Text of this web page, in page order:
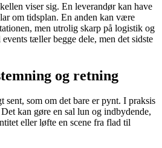
viser sig. En leverandør kan have
om tidsplan. En anden kan være
men utrolig skarp på logistik og
tæller begge dele, men det sidste
og retning
sent, som om det bare er pynt. I praksis
kan gøre en sal lun og indbydende,
eller løfte en scene fra flad til